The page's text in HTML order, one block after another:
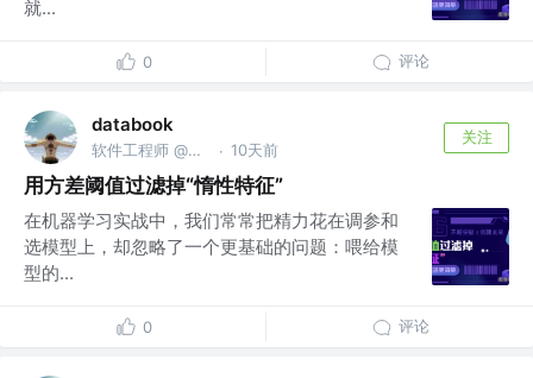
就...
0 评论
databook
软件工程师 @南京亚原软件有限公司 · 10天前
关注
用方差阈值过滤掉“惰性特征”
在机器学习实战中，我们常常把精力花在调参和
选模型上，却忽略了一个更基础的问题：喂给模
型的...
0 评论